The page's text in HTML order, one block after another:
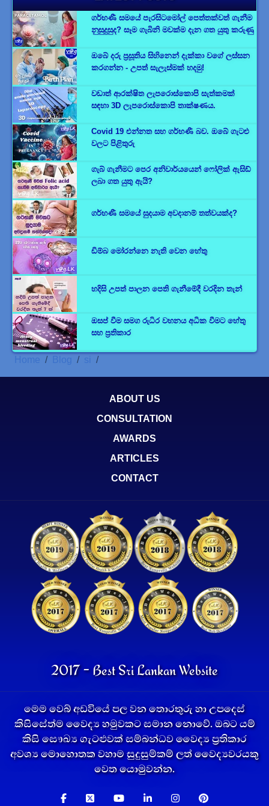
ගර්භණී සමයේ පැරසිටමෝල් පෙත්තක්වත් ගැනීම
නුසුදුසුද? සෑම ගැබිනි මවක්ම දැන ගත යුතු කරුණු
ඔබේ දරු ප්‍රසූතිය සිහිනෙන් දැක්කා වගේ ලස්සන
කරගන්න - උපත් සැලැස්මක් හදමු!
වඩාත් ආරක්ෂිත ලැපරොස්කොපි සැත්කමක්
සඳහා 3D ලැපරොස්කොපි තාක්ෂණය.
Covid 19 එන්නත සහ ගර්භණී බව. ඔබේ ගැටළු
වලට පිළිතුරු
ගැබ් ගැනීමට පෙර අනිවාර්යයෙන් ෆෝලික් ඇසිඩ්
ලබා ගත යුතු ඇයි?
ගර්භණී සමයේ සුදයාම අවදානම් තත්වයක්ද?
ඩිම්බ මෝරන්නෙ නැති වෙන හේතු
හදිසි උපත් පාලන පෙති ගැනීමේදී වරදින තැන්
ඔසප් වීම සමග රුධිර වහනය අධික වීමට හේතු
සහ ප්‍රතිකාර
Home Blog si
ABOUT US
CONSULTATION
AWARDS
ARTICLES
CONTACT
2017 - Best Sri Lankan Website
මෙම වෙබ් අඩවියේ පල වන තොරතුරු හා උපදෙස්
කිසිසේත්ම වෛද්‍ය හමුවකට සමාන නොවේ. ඔබට යම්
කිසි සෞඛ්‍ය ගැටළුවක් සම්බන්ධව වෛද්‍ය ප්‍රතිකාර
අවශ්‍ය මොහොතක වහාම සුදුසුම්කම් ලත් වෛද්‍යවරයකු
වෙත යොමුවන්න.